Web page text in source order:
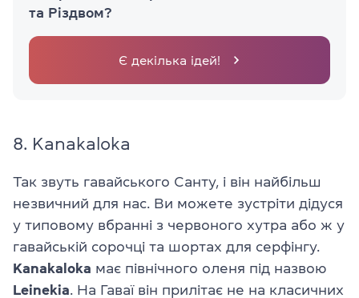
та Різдвом?
Є декілька ідей!
8. Kanakaloka
Так звуть гавайського Санту, і він найбільш
незвичний для нас. Ви можете зустріти дідуся
у типовому вбранні з червоного хутра або ж у
гавайській сорочці та шортах для серфінгу.
Kanakaloka має північного оленя під назвою
Leinekia. На Гаваї він прилітає не на класичних